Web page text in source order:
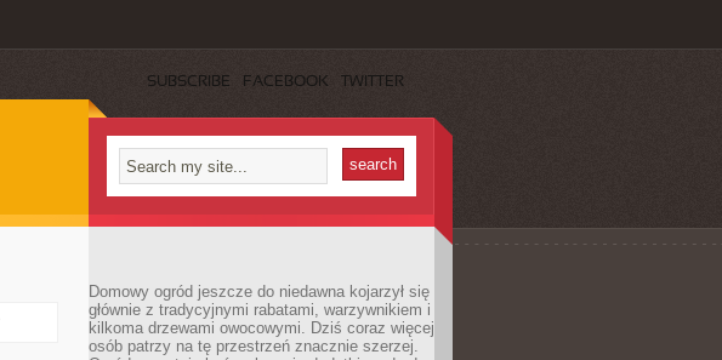
SUBSCRIBE FACEBOOK TWITTER
Domowy ogród jeszcze do niedawna kojarzył się
głównie z tradycyjnymi rabatami, warzywnikiem i
kilkoma drzewami owocowymi. Dziś coraz więcej
osób patrzy na tę przestrzeń znacznie szerzej.